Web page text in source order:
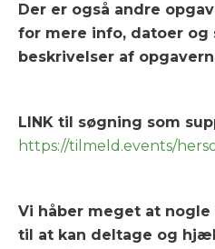
Der er også andre
for mere info, datoer og
beskrivelser af
LINK til søgning som
https://tilmeld.events/
Vi håber meget at
til at kan deltage og